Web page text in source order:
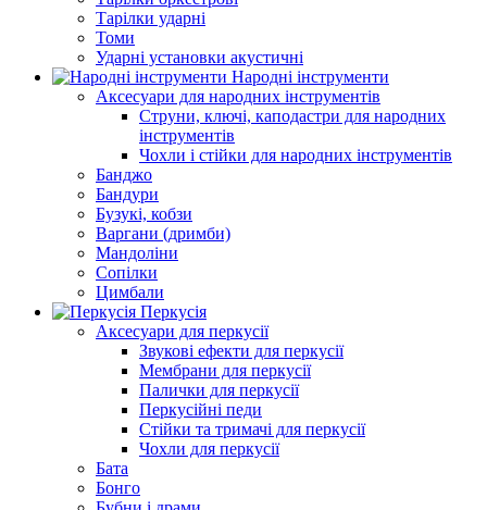
Тарілки ударні
Томи
Ударні установки акустичні
Народні інструменти
Аксесуари для народних інструментів
Струни, ключі, каподастри для народних
інструментів
Чохли і стійки для народних інструментів
Банджо
Бандури
Бузукі, кобзи
Варгани (дримби)
Мандоліни
Сопілки
Цимбали
Перкусія
Аксесуари для перкусії
Звукові ефекти для перкусії
Мембрани для перкусії
Палички для перкусії
Перкусійні педи
Стійки та тримачі для перкусії
Чохли для перкусії
Бата
Бонго